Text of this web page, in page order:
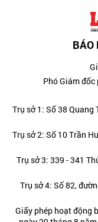
BÁO
Phó Giám
Trụ sở 1: Số 38
Trụ sở 2: Số 10 Trần
Trụ sở 3: 339 - 341
Trụ sở 4: Số 82,
Giấy phép hoạt động